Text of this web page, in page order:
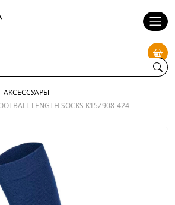
АКСЕССУАРЫ
LENGTH SOCKS K15Z908-424